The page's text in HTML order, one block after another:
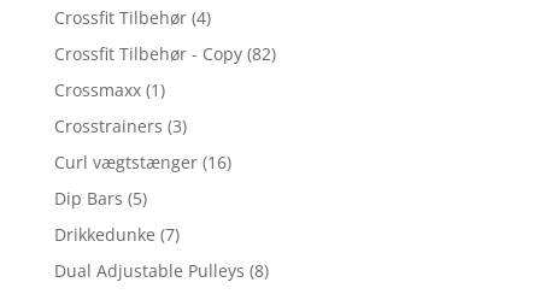
Crossfit Tilbehør (4)
Crossfit Tilbehør - Copy (82)
Crossmaxx (1)
Crosstrainers (3)
Curl vægtstænger (16)
Dip Bars (5)
Drikkedunke (7)
Dual Adjustable Pulleys (8)